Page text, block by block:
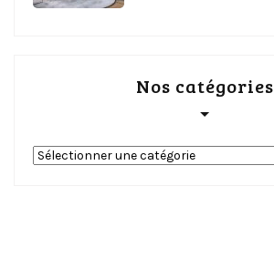
Nos catégories